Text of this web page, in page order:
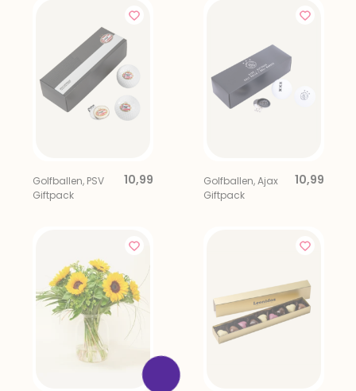
Golfballen, PSV
Giftpack
10,99
Golfballen, Ajax
Giftpack
10,99